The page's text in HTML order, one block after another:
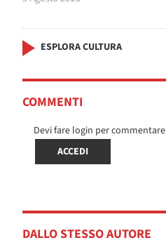
ESPLORA CULTURA
COMMENTI
Devi fare login per commentare
ACCEDI
DALLO STESSO AUTORE